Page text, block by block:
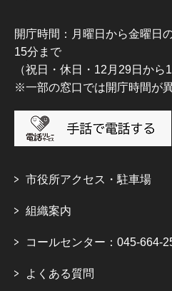
開庁時間：月曜日から金曜日
15分まで
（祝日・休日・12月29日から
※一部の窓口では開庁時間が
市役所アクセス・駐車場
組織案内
コールセンター：045-664-
よくある質問